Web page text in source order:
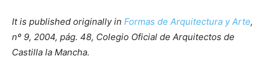
It is published originally in Formas de Arquitectura y Arte,
nº 9, 2004, pág. 48, Colegio Oficial de Arquitectos de
Castilla la Mancha.